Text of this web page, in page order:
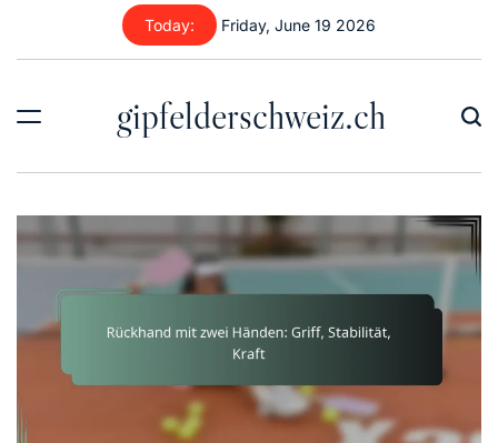
content
Today: Friday, June 19 2026
gipfelderschweiz.ch